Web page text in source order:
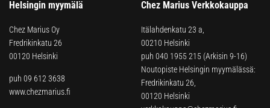
Helsingin myymälä
Chez Marius Oy
Fredrikinkatu 26
00120 Helsinki
puh 09 612 3638
www.chezmarius.fi
Chez Marius Verkkokauppa
Itälahdenkatu 23 a,
00210 Helsinki
puh 040 1955 215 (Arkisin 9-16)
Noutopiste Helsingin myymälässä:
Fredrikinkatu 26,
00120 Helsinki